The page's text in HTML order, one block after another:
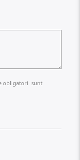
obligatorii sunt